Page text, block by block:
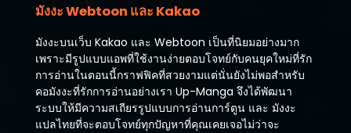
มังงะ Webtoon และ Kakao
มังงะบนเว็บ Kakao และ Webtoon เป็นที่นิยมอย่างมาก
เพราะมีรูปแบบแอพที่ใช้งานง่ายตอบโจทย์กับคนยุคใหม่ที่รัก
การอ่านในตอนนี้กราฟฟิคที่สวยงามแต่นั่นยังไม่พอสำหรับ
คอมังงะที่รักการอ่านอย่างเรา Up-Manga จึงได้พัฒนา
ระบบให้มีความสเถียรรูปแบบการอ่านการ์ตูน และ มังงะ
แปลไทยที่จะตอบโจทย์ทุกปัญหาที่คุณเคยเจอไม่ว่าจะ